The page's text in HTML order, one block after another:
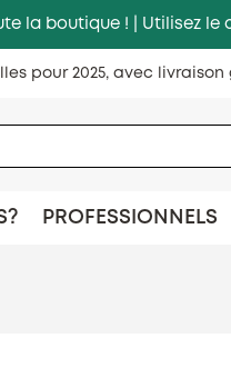
la boutique ! | Utilisez
pour 2025, avec
PROFESSIONNELS